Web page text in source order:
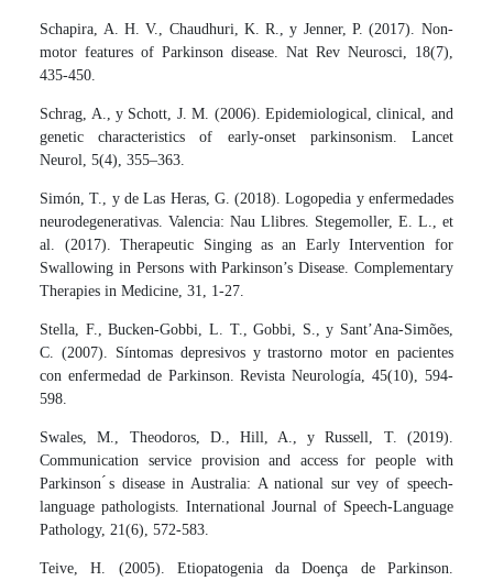
Schapira, A. H. V., Chaudhuri, K. R., y Jenner, P. (2017). Non-
motor features of Parkinson disease. Nat Rev Neurosci, 18(7),
435-450.
Schrag, A., y Schott, J. M. (2006). Epidemiological, clinical, and
genetic characteristics of early-onset parkinsonism. Lancet
Neurol, 5(4), 355–363.
Simón, T., y de Las Heras, G. (2018). Logopedia y enfermedades
neurodegenerativas. Valencia: Nau Llibres. Stegemoller, E. L., et
al. (2017). Therapeutic Singing as an Early Intervention for
Swallowing in Persons with Parkinson’s Disease. Complementary
Therapies in Medicine, 31, 1-27.
Stella, F., Bucken-Gobbi, L. T., Gobbi, S., y Sant’Ana-Simões,
C. (2007). Síntomas depresivos y trastorno motor en pacientes
con enfermedad de Parkinson. Revista Neurología, 45(10), 594-
598.
Swales, M., Theodoros, D., Hill, A., y Russell, T. (2019).
Communication service provision and access for people with
Parkinson ́s disease in Australia: A national sur vey of speech-
language pathologists. International Journal of Speech-Language
Pathology, 21(6), 572-583.
Teive, H. (2005). Etiopatogenia da Doença de Parkinson.